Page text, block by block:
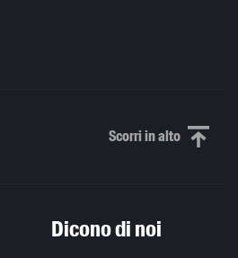
Scorri in altoScorri in alto
Dicono di noi